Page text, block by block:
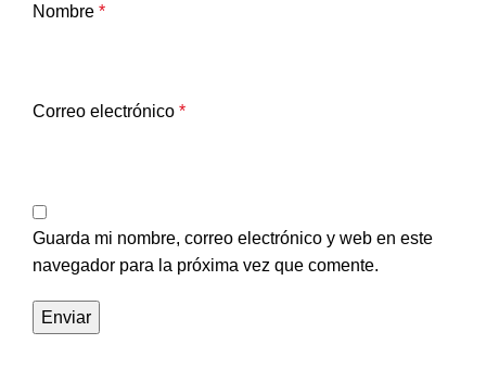
Nombre *
Correo electrónico *
Guarda mi nombre, correo electrónico y web en este
navegador para la próxima vez que comente.